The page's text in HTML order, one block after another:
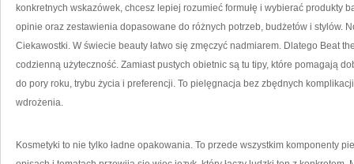
konkretnych wskazówek, chcesz lepiej rozumieć formułę i wybierać produkty
opinie oraz zestawienia dopasowane do różnych potrzeb, budżetów i stylów.
Ciekawostki. W świecie beauty łatwo się zmęczyć nadmiarem. Dlatego Beat
codzienną użyteczność. Zamiast pustych obietnic są tu tipy, które pomagają
do pory roku, trybu życia i preferencji. To pielęgnacja bez zbędnych
wdrożenia.
Kosmetyki to nie tylko ładne opakowania. To przede wszystkim komponenty